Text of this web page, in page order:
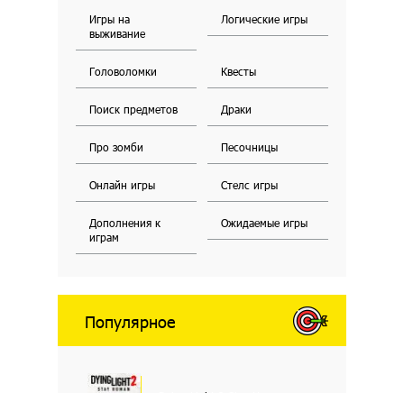
Игры на
выживание
Логические игры
Головоломки Квесты
Поиск предметов Драки
Про зомби Песочницы
Онлайн игры Стелс игры
Дополнения к
играм
Ожидаемые игры
Популярное